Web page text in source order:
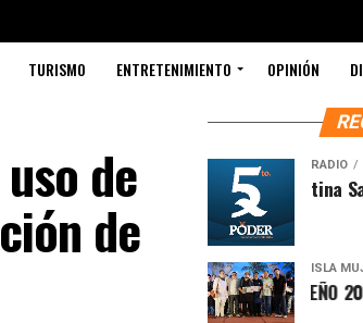
TURISMO ENTRETENIMIENTO OPINIÓN
de
de
RADIO
Síntesis Matutina
ISLA
CEVICHE ISLEÑO 2026